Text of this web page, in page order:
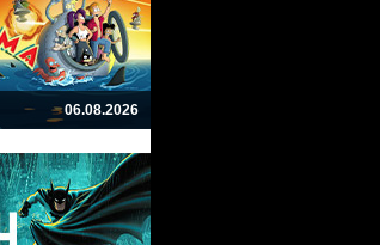
06.08.2026